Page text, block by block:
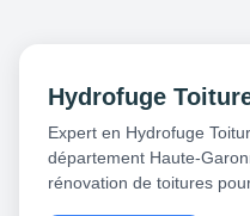
Hydrofuge
Expert en Hydrofuge
département Haute-
rénovation de toitures